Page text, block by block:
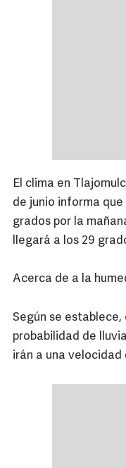
El clima en
de junio informa
grados por la
llegará a los 29
Acerca de a la
Según se establece,
probabilidad de
irán a una velocidad